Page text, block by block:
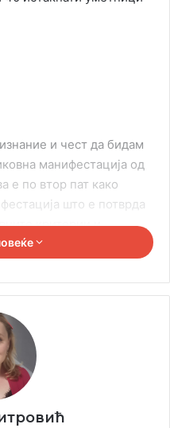
и чест да бидам
манифестација од
е по втор пат како
што е потврда
критерии и
истакнува Јовановски. –
и во други онлајн
во светот покрај
Тоа се возвишени
уметник, па и за мене,
делата на такви
се мигови за кои се
ми се обистинило.